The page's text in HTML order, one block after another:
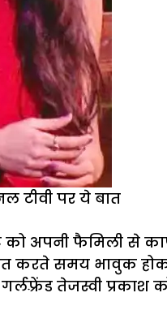
टीवी पर ये बात
अपनी फैमिली से
करते समय भावुक
तेजस्वी प्रकाश